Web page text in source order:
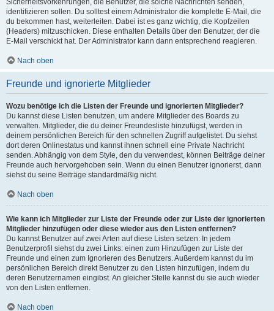
Sicherheitsvorkehrungen, die Benutzer, die solche Nachrichten senden,
identifizieren sollen. Du solltest einem Administrator die komplette E-Mail, die
du bekommen hast, weiterleiten. Dabei ist es ganz wichtig, die Kopfzeilen
(Headers) mitzuschicken. Diese enthalten Details über den Benutzer, der die
E-Mail verschickt hat. Der Administrator kann dann entsprechend reagieren.
Nach oben
Freunde und ignorierte Mitglieder
Wozu benötige ich die Listen der Freunde und ignorierten Mitglieder?
Du kannst diese Listen benutzen, um andere Mitglieder des Boards zu
verwalten. Mitglieder, die du deiner Freundesliste hinzufügst, werden in
deinem persönlichen Bereich für den schnellen Zugriff aufgelistet. Du siehst
dort deren Onlinestatus und kannst ihnen schnell eine Private Nachricht
senden. Abhängig von dem Style, den du verwendest, können Beiträge deiner
Freunde auch hervorgehoben sein. Wenn du einen Benutzer ignorierst, dann
siehst du seine Beiträge standardmäßig nicht.
Nach oben
Wie kann ich Mitglieder zur Liste der Freunde oder zur Liste der ignorierten
Mitglieder hinzufügen oder diese wieder aus den Listen entfernen?
Du kannst Benutzer auf zwei Arten auf diese Listen setzen: In jedem
Benutzerprofil siehst du zwei Links: einen zum Hinzufügen zur Liste der
Freunde und einen zum Ignorieren des Benutzers. Außerdem kannst du im
persönlichen Bereich direkt Benutzer zu den Listen hinzufügen, indem du
deren Benutzernamen eingibst. An gleicher Stelle kannst du sie auch wieder
von den Listen entfernen.
Nach oben